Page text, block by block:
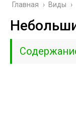
Главная › Виды ›